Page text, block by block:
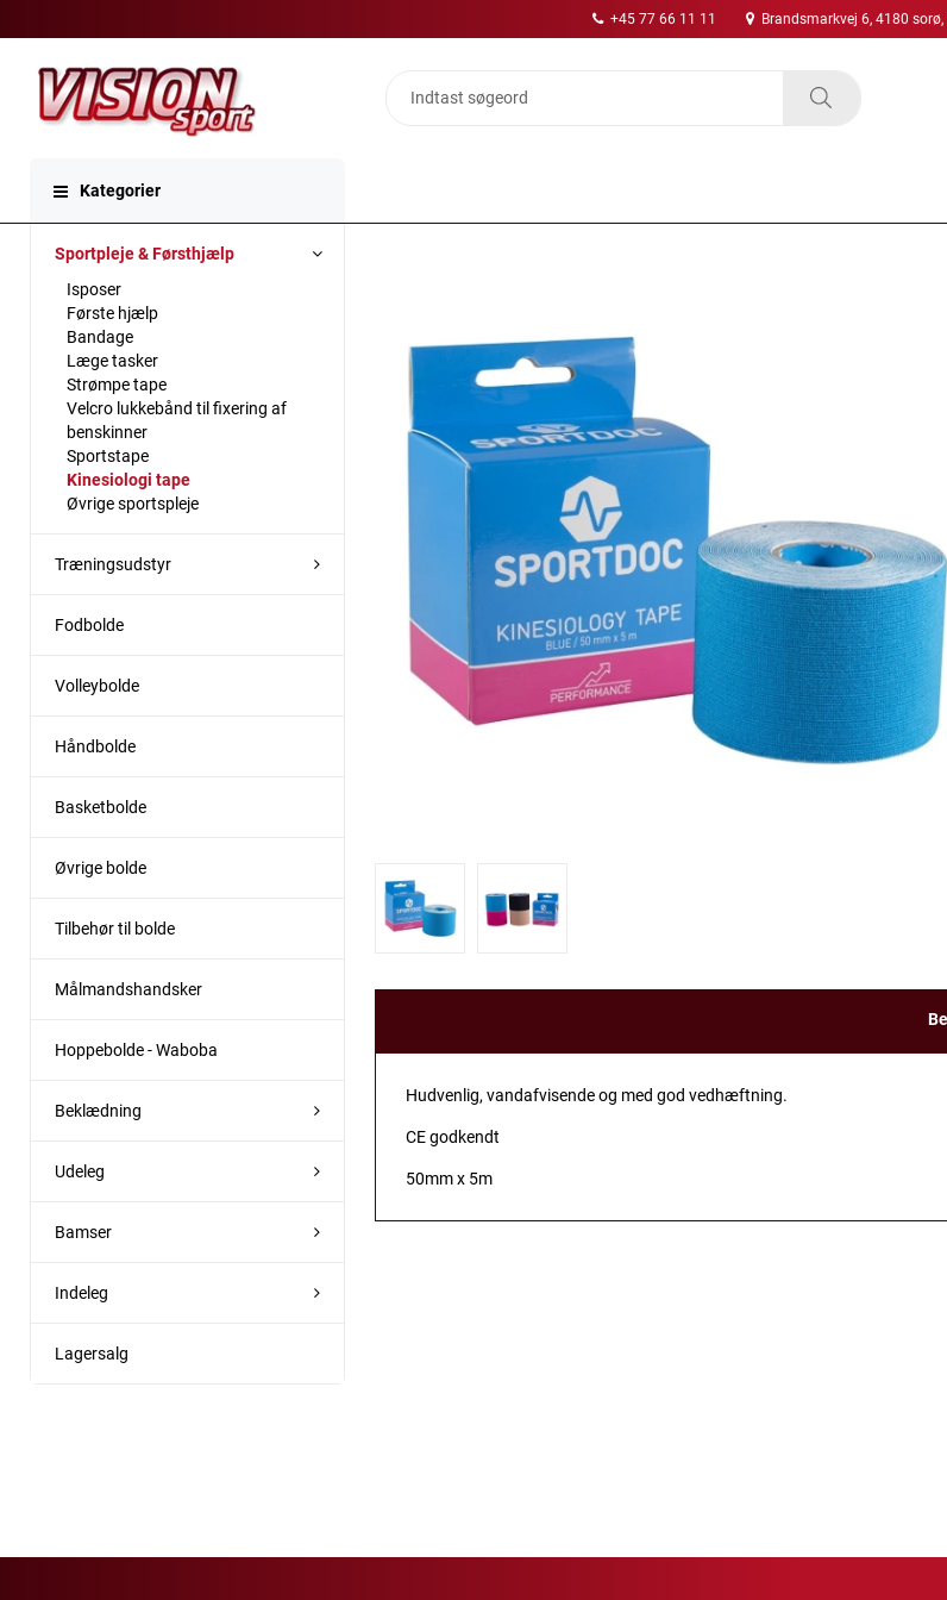
+45 77 66 11 11 Brandsmarkvej 6, 4180
Kategorier
Sportpleje & Førsthjælp
Isposer
Første hjælp
Bandage
Læge tasker
Strømpe tape
Velcro lukkebånd til fixering af
benskinner
Sportstape
Kinesiologi tape
Øvrige sportspleje
Træningsudstyr
Fodbolde
Volleybolde
Håndbolde
Basketbolde
Øvrige bolde
Tilbehør til bolde
Målmandshandsker
Hoppebolde - Waboba
Beklædning
Udeleg
Bamser
Indeleg
Lagersalg
Hudvenlig, vandafvisende og med god vedhæftning.
CE godkendt
50mm x 5m